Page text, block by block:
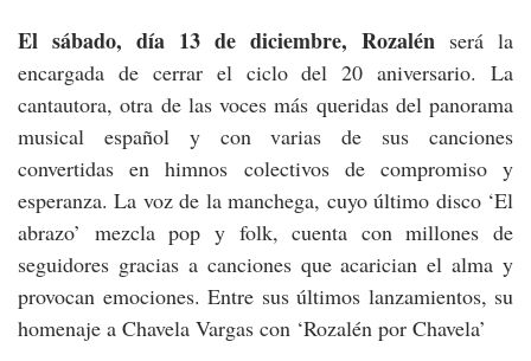
El sábado, día 13 de diciembre, Rozalén será la
encargada de cerrar el ciclo del 20 aniversario. La
cantautora, otra de las voces más queridas del panorama
musical español y con varias de sus canciones
convertidas en himnos colectivos de compromiso y
esperanza. La voz de la manchega, cuyo último disco ‘El
abrazo’ mezcla pop y folk, cuenta con millones de
seguidores gracias a canciones que acarician el alma y
provocan emociones. Entre sus últimos lanzamientos, su
homenaje a Chavela Vargas con ‘Rozalén por Chavela’